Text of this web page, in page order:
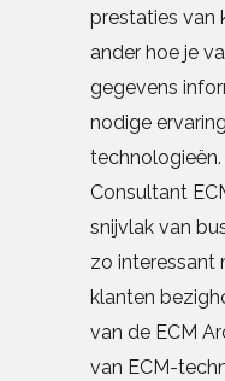
prestaties van
ander hoe je
gegevens
nodige
technologieën.
Consultant
snijvlak van
zo interessant
klanten
van de ECM
van ECM-